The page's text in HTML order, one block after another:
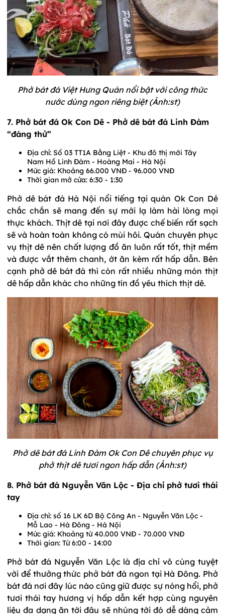
Phở bát đá Việt Hưng Quán nổi bật với công thức
nước dùng ngon riêng biệt (Ảnh:st)
7. Phở bát đá Ok Con Dê - Phở dê bát đá Linh Đàm
“đáng thử”
Địa chỉ: Số 03 TT1A Bằng Liệt - Khu đô thị mới Tây
Nam Hồ Linh Đàm - Hoàng Mai - Hà Nội
Mức giá: Khoảng 66.000 VNĐ - 96.000 VNĐ
Thời gian mở cửa: 6:30 - 1:30
Phở dê bát đá Hà Nội nổi tiếng tại quán Ok Con Dê
chắc chắn sẽ mang đến sự mới lạ làm hài lòng mọi
thực khách. Thịt dê tại nơi đây được chế biến rất sạch
sẽ và hoàn toàn không có mùi hôi. Quán chuyên phục
vụ thịt dê nên chất lượng đồ ăn luôn rất tốt, thịt mềm
và được vắt thêm chanh, ớt ăn kèm rất hấp dẫn. Bên
cạnh phở dê bát đá thì còn rất nhiều những món thịt
dê hấp dẫn khác cho những tín đồ yêu thích thịt dê.
Phở dê bát đá Linh Đàm Ok Con Dê chuyên phục vụ
phở thịt dê tươi ngon hấp dẫn (Ảnh:st)
8. Phở bát đá Nguyễn Văn Lộc - Địa chỉ phở tươi thái
tay
Địa chỉ: số 16 LK 6D Bộ Công An - Nguyễn Văn Lộc -
Mỗ Lao - Hà Đông - Hà Nội
Mức giá: Khoảng từ 40.000 VNĐ - 70.000 VNĐ
Thời gian: Từ 6:00 - 14:00
Phở bát đá Nguyễn Văn Lộc là địa chỉ vô cùng tuyệt
vời để thưởng thức phở bát đá ngon tại Hà Đông. Phở
bát đá nơi đây lúc nào cũng giữ được sự nóng hổi, phở
tươi thái tay hương vị hấp dẫn kết hợp cùng nguyên
liệu đa dạng ăn tới đâu sẽ nhúng tới đó dễ dàng cảm